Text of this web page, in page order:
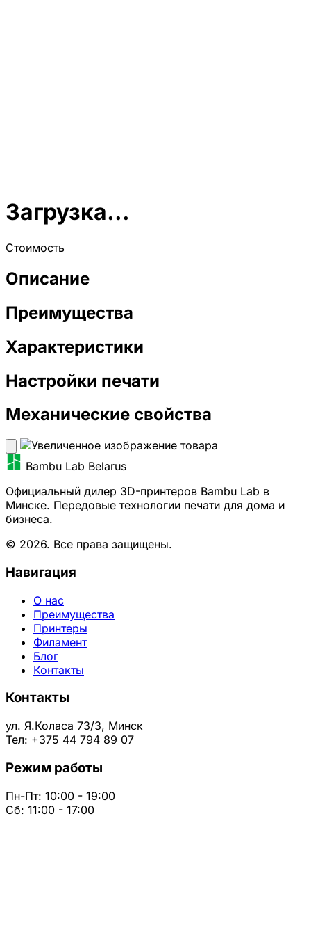
Загрузка...
Стоимость
Описание
Преимущества
Характеристики
Настройки печати
Механические свойства
Bambu Lab Belarus
Официальный дилер 3D-принтеров Bambu Lab в
Минске. Передовые технологии печати для дома и
бизнеса.
© 2026. Все права защищены.
Навигация
О нас
Преимущества
Принтеры
Филамент
Блог
Контакты
Контакты
ул. Я.Коласа 73/3, Минск
Тел: +375 44 794 89 07
Режим работы
Пн-Пт: 10:00 - 19:00
Сб: 11:00 - 17:00